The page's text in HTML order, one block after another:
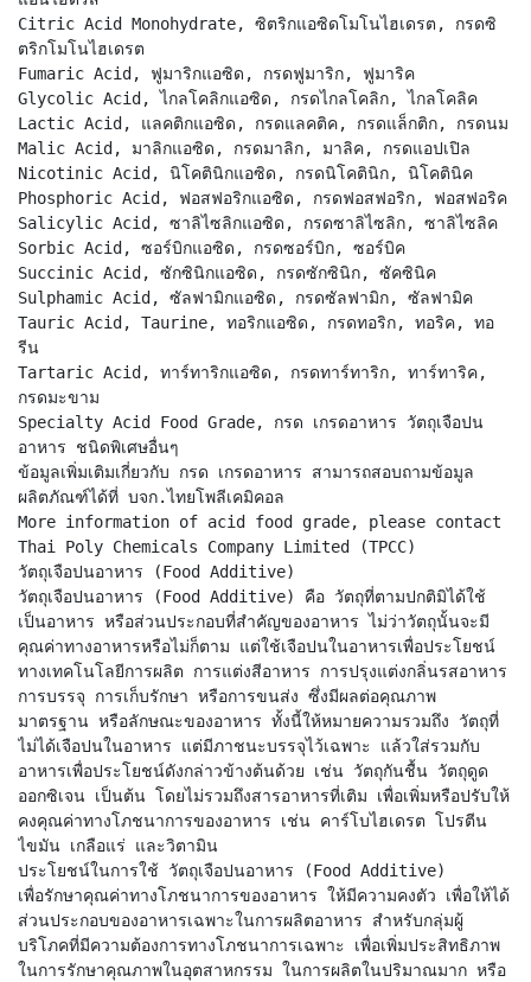
Citric Acid Monohydrate, ซิตริกแอซิดโมโนไฮเดรต, กรดซิ
ตริกโมโนไฮเดรต
Fumaric Acid, ฟูมาริกแอซิด, กรดฟูมาริก, ฟูมาริค
Glycolic Acid, ไกลโคลิกแอซิด, กรดไกลโคลิก, ไกลโคลิค
Lactic Acid, แลคติกแอซิด, กรดแลคติค, กรดแล็กติก, กรดนม
Malic Acid, มาลิกแอซิด, กรดมาลิก, มาลิค, กรดแอปเปิล
Nicotinic Acid, นิโคตินิกแอซิด, กรดนิโคตินิก, นิโคตินิค
Phosphoric Acid, ฟอสฟอริกแอซิด, กรดฟอสฟอริก, ฟอสฟอริค
Salicylic Acid, ซาลิไซลิกแอซิด, กรดซาลิไซลิก, ซาลิไซลิค
Sorbic Acid, ซอร์บิกแอซิด, กรดซอร์บิก, ซอร์บิค
Succinic Acid, ซักซินิกแอซิด, กรดซักซินิก, ซัคซินิค
Sulphamic Acid, ซัลฟามิกแอซิด, กรดซัลฟามิก, ซัลฟามิค
Tauric Acid, Taurine, ทอริกแอซิด, กรดทอริก, ทอริค, ทอ
รีน
Tartaric Acid, ทาร์ทาริกแอซิด, กรดทาร์ทาริก, ทาร์ทาริค,
กรดมะขาม
Specialty Acid Food Grade, กรด เกรดอาหาร วัตถุเจือปน
อาหาร ชนิดพิเศษอื่นๆ
ข้อมูลเพิ่มเติมเกี่ยวกับ กรด เกรดอาหาร สามารถสอบถามข้อมูล
ผลิตภัณฑ์ได้ที่ บจก.ไทยโพลีเคมิคอล
More information of acid food grade, please contact
Thai Poly Chemicals Company Limited (TPCC)
วัตถุเจือปนอาหาร (Food Additive)
วัตถุเจือปนอาหาร (Food Additive) คือ วัตถุที่ตามปกติมิได้ใช้
เป็นอาหาร หรือส่วนประกอบที่สำคัญของอาหาร ไม่ว่าวัตถุนั้นจะมี
คุณค่าทางอาหารหรือไม่ก็ตาม แต่ใช้เจือปนในอาหารเพื่อประโยชน์
ทางเทคโนโลยีการผลิต การแต่งสีอาหาร การปรุงแต่งกลิ่นรสอาหาร
การบรรจุ การเก็บรักษา หรือการขนส่ง ซึ่งมีผลต่อคุณภาพ
มาตรฐาน หรือลักษณะของอาหาร ทั้งนี้ให้หมายความรวมถึง วัตถุที่
ไม่ได้เจือปนในอาหาร แต่มีภาชนะบรรจุไว้เฉพาะ แล้วใส่รวมกับ
อาหารเพื่อประโยชน์ดังกล่าวข้างต้นด้วย เช่น วัตถุกันชื้น วัตถุดูด
ออกซิเจน เป็นต้น โดยไม่รวมถึงสารอาหารที่เติม เพื่อเพิ่มหรือปรับให้
คงคุณค่าทางโภชนาการของอาหาร เช่น คาร์โบไฮเดรต โปรตีน
ไขมัน เกลือแร่ และวิตามิน
ประโยชน์ในการใช้ วัตถุเจือปนอาหาร (Food Additive)
เพื่อรักษาคุณค่าทางโภชนาการของอาหาร ให้มีความคงตัว เพื่อให้ได้
ส่วนประกอบของอาหารเฉพาะในการผลิตอาหาร สำหรับกลุ่มผู้
บริโภคที่มีความต้องการทางโภชนาการเฉพาะ เพื่อเพิ่มประสิทธิภาพ
ในการรักษาคุณภาพในอุตสาหกรรม ในการผลิตในปริมาณมาก หรือ